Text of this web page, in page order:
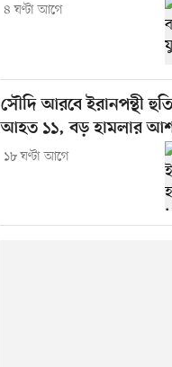
৪ ঘণ্টা আগে
সৌদি আরবে ইরানপন্থী
আহত ১১, বড় হামলার
১৮ ঘণ্টা আগে